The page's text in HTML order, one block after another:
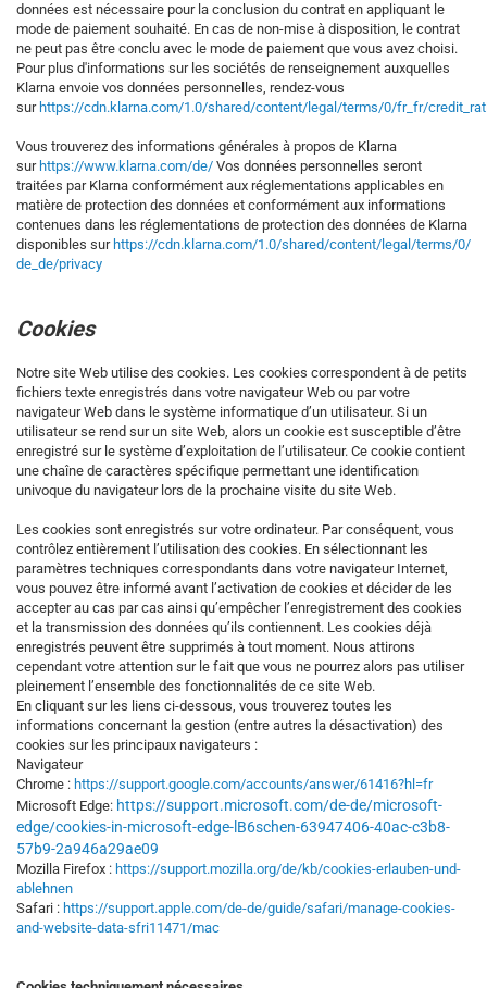
données est nécessaire pour la conclusion du contrat en appliquant le
mode de paiement souhaité. En cas de non-mise à disposition, le contrat
ne peut pas être conclu avec le mode de paiement que vous avez choisi.
Pour plus d'informations sur les sociétés de renseignement auxquelles
Klarna envoie vos données personnelles, rendez-vous
sur https://cdn.klarna.com/1.0/shared/content/legal/terms/0/fr_fr/
Vous trouverez des informations générales à propos de Klarna
sur https://www.klarna.com/de/ Vos données personnelles seront
traitées par Klarna conformément aux réglementations applicables en
matière de protection des données et conformément aux informations
contenues dans les réglementations de protection des données de Klarna
disponibles sur https://cdn.klarna.com/1.0/shared/content/legal/terms/0/
de_de/privacy
Cookies
Notre site Web utilise des cookies. Les cookies correspondent à de petits
fichiers texte enregistrés dans votre navigateur Web ou par votre
navigateur Web dans le système informatique d’un utilisateur. Si un
utilisateur se rend sur un site Web, alors un cookie est susceptible d’être
enregistré sur le système d’exploitation de l’utilisateur. Ce cookie contient
une chaîne de caractères spécifique permettant une identification
univoque du navigateur lors de la prochaine visite du site Web.
Les cookies sont enregistrés sur votre ordinateur. Par conséquent, vous
contrôlez entièrement l’utilisation des cookies. En sélectionnant les
paramètres techniques correspondants dans votre navigateur Internet,
vous pouvez être informé avant l’activation de cookies et décider de les
accepter au cas par cas ainsi qu’empêcher l’enregistrement des cookies
et la transmission des données qu’ils contiennent. Les cookies déjà
enregistrés peuvent être supprimés à tout moment. Nous attirons
cependant votre attention sur le fait que vous ne pourrez alors pas utiliser
pleinement l’ensemble des fonctionnalités de ce site Web.
En cliquant sur les liens ci-dessous, vous trouverez toutes les
informations concernant la gestion (entre autres la désactivation) des
cookies sur les principaux navigateurs :
Navigateur
Chrome : https://support.google.com/accounts/answer/61416?hl=fr
Microsoft Edge: https://support.microsoft.com/de-de/microsoft-
edge/cookies-in-microsoft-edge-lB6schen-63947406-40ac-c3b8-
57b9-2a946a29ae09
Mozilla Firefox : https://support.mozilla.org/de/kb/cookies-erlauben-und-
ablehnen
Safari : https://support.apple.com/de-de/guide/safari/manage-cookies-
and-website-data-sfri11471/mac